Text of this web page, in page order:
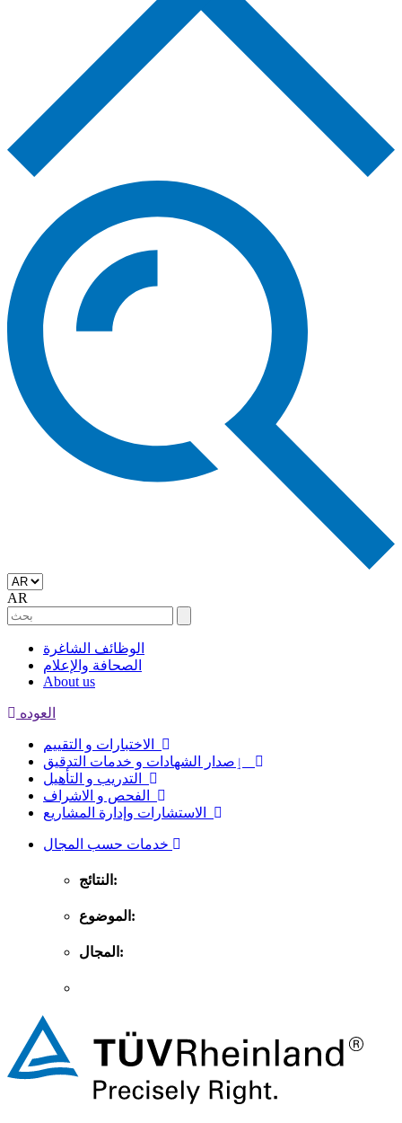
AR
الوظائف الشاغرة
الصحافة والإعلام
About us
العوده
النتائج:
الموضوع:
المجال: